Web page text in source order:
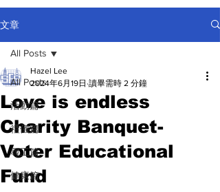
文章
All Posts
活動篇
禮儀篇
尋工篇
健康篇
All Posts
Love is endless
Charity Banquet-
Voter Educational
Fund
Hazel Lee
2024年6月19日 讀畢需時 2 分鐘